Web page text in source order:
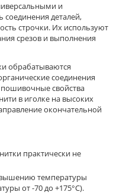
и
деталей,
строчки. Их используют
срезов и выполнения
обрабатываются
соединения
свойства
в иголке на высоких
окончательной
практически не
температуры
от -70 до +175°С).